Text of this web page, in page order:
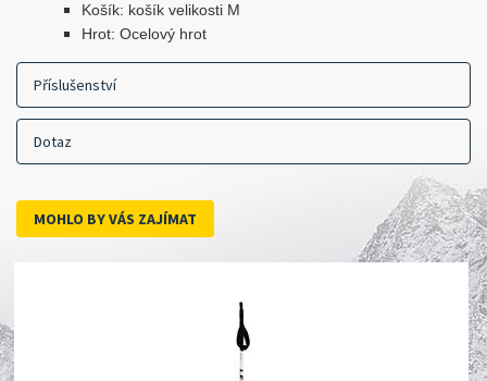
Košík: košík velikosti M
Hrot: Ocelový hrot
Příslušenství
Dotaz
MOHLO BY VÁS ZAJÍMAT